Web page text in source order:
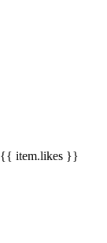
{{ item.likes }}